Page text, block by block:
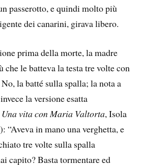
passerotto, e quindi molto più
dei canarini, girava libero.
prima della morte, la madre
che le batteva la testa tre volte con
la batté sulla spalla; la nota a
la versione esatta
Una vita con Maria Valtorta, Isola
“Aveva in mano una verghetta, e
tre volte sulla spalla
capito? Basta tormentare ed